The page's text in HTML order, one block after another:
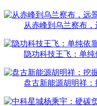
从赤峰到乌兰察布
隐功科技王飞：单
盘古新能源胡明祥